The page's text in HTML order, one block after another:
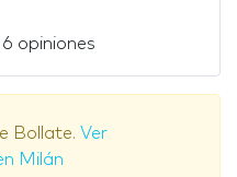
opiniones
Bollate. Ver
Milán